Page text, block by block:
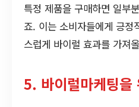
특정 제품을 구매하면 일부
죠. 이는 소비자들에게 긍정
스럽게 바이럴 효과를 가져
5. 바이럴마케팅을